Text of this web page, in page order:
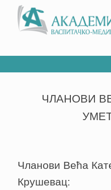
ЧЛАНОВИ
Чланови Већа
Крушевац: